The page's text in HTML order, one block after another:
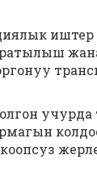
иштер
жана